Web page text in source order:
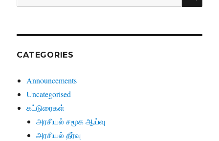
for:
CATEGORIES
Announcements
Uncategorised
கட்டுரைகள்
அரசியல் சமூக ஆய்வு
அரசியல் தீர்வு